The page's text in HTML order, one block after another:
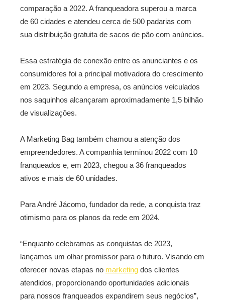
comparação a 2022. A franqueadora superou a marca
de 60 cidades e atendeu cerca de 500 padarias com
sua distribuição gratuita de sacos de pão com anúncios.
Essa estratégia de conexão entre os anunciantes e os
consumidores foi a principal motivadora do crescimento
em 2023. Segundo a empresa, os anúncios veiculados
nos saquinhos alcançaram aproximadamente 1,5 bilhão
de visualizações.
A Marketing Bag também chamou a atenção dos
empreendedores. A companhia terminou 2022 com 10
franqueados e, em 2023, chegou a 36 franqueados
ativos e mais de 60 unidades.
Para André Jácomo, fundador da rede, a conquista traz
otimismo para os planos da rede em 2024.
“Enquanto celebramos as conquistas de 2023,
lançamos um olhar promissor para o futuro. Visando em
oferecer novas etapas no marketing dos clientes
atendidos, proporcionando oportunidades adicionais
para nossos franqueados expandirem seus negócios”,